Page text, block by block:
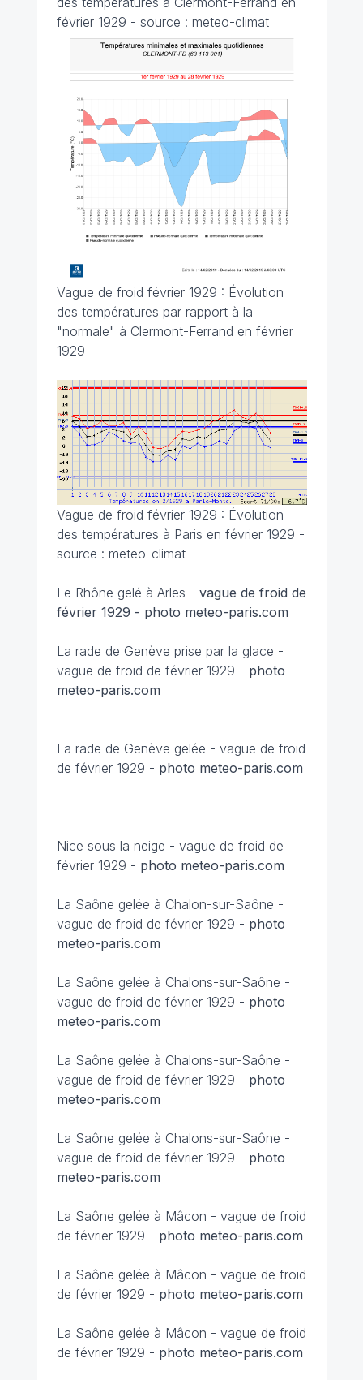
février 1929 - source : meteo-climat
Vague de froid février 1929 : Évolution
des températures par rapport à la
"normale" à Clermont-Ferrand en février
1929
Vague de froid février 1929 : Évolution
des températures à Paris en février 1929 -
source : meteo-climat
Le Rhône gelé à Arles - vague de froid de
février 1929 - photo meteo-paris.com
La rade de Genève prise par la glace -
vague de froid de février 1929 - photo
meteo-paris.com
La rade de Genève gelée - vague de froid
de février 1929 - photo meteo-paris.com
Nice sous la neige - vague de froid de
février 1929 - photo meteo-paris.com
La Saône gelée à Chalon-sur-Saône -
vague de froid de février 1929 - photo
meteo-paris.com
La Saône gelée à Chalons-sur-Saône -
vague de froid de février 1929 - photo
meteo-paris.com
La Saône gelée à Chalons-sur-Saône -
vague de froid de février 1929 - photo
meteo-paris.com
La Saône gelée à Chalons-sur-Saône -
vague de froid de février 1929 - photo
meteo-paris.com
La Saône gelée à Mâcon - vague de froid
de février 1929 - photo meteo-paris.com
La Saône gelée à Mâcon - vague de froid
de février 1929 - photo meteo-paris.com
La Saône gelée à Mâcon - vague de froid
de février 1929 - photo meteo-paris.com